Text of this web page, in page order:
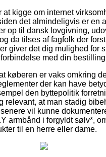
at kigge om internet
det almindeligvis er en
op til dansk lovgivning,
da tilses af fagfolk der
giver det dig mulighed for
med din
køberen er vaks omkring
der kan have
den byttepolitik
relevant, at man stadig
vil kunne
armbånd i forgyldt sølv*,
til en herre eller dame.